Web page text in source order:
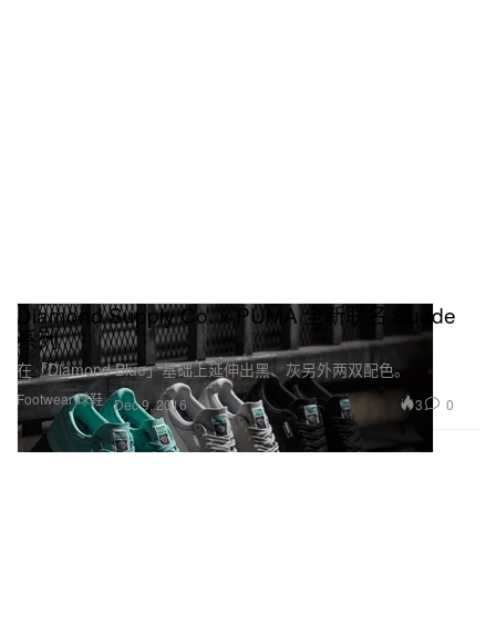
Footwear 球鞋
Diamond Supply Co. x PUMA 全新联名 Suede
系列
在「Diamond Blue」基础上延伸出黑、灰另外两双配色。
Dec 9, 2016 3 0